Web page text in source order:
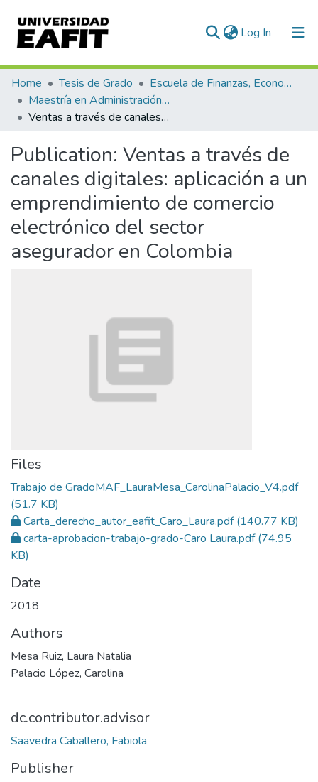
Log In (current)
Communities & Collections
All of DSpace
Home Tesis de Grado
Escuela de Finanzas, Economía y Gobierno
Maestría en Administración Financiera (tesis)
Ventas a través de canales digitales: aplicación a un emprendimiento de comercio electrónico del sector asegurador en Colombia
Publication: Ventas a través de
canales digitales: aplicación a un
emprendimiento de comercio
electrónico del sector
asegurador en Colombia
Files
Trabajo de GradoMAF_LauraMesa_CarolinaPalacio_V4.pdf
(51.7 KB)
Carta_derecho_autor_eafit_Caro_Laura.pdf(140.77 KB)
carta-aprobacion-trabajo-grado-Caro Laura.pdf(74.95
KB)
Date
2018
Authors
Mesa Ruiz, Laura Natalia
Palacio López, Carolina
dc.contributor.advisor
Saavedra Caballero, Fabiola
Publisher